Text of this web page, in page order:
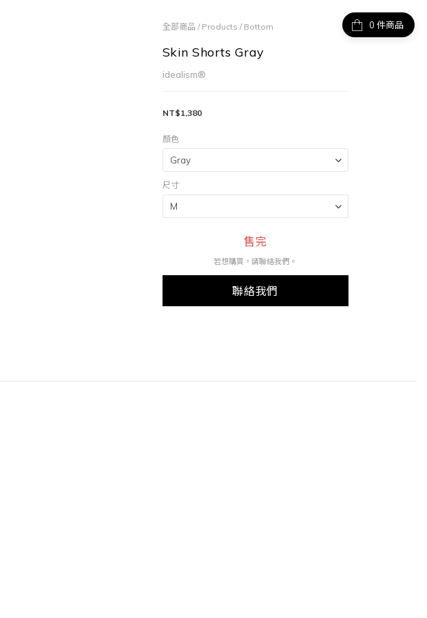
件商品
全部商品 / Products / Bottom
Skin Shorts Gray
idealism®
NT$1,380
顏色
尺寸
售完
若想購買，請聯絡我們。
聯絡我們